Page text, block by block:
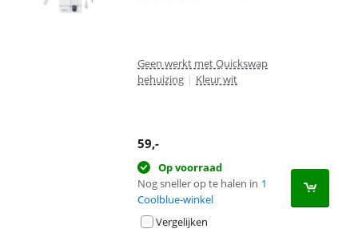
Geen werkt met Quickswap
behuizing | Kleur wit
59,-
Op voorraad
Nog sneller op te halen in 1
Coolblue-winkel
Vergelijken